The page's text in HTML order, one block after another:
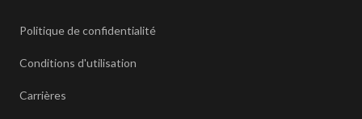
Politique de confidentialité
Conditions d'utilisation
Carrières